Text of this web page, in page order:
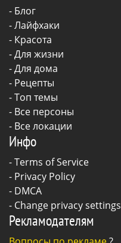
- Блог
-Лайфхаки
- Красота
-Для жизни
-Для дома
- Рецепты
- Топ темы
- Все персоны
- Все локации
Инфо
-Terms of Service
- Privacy Policy
- DMCA
- Change privacy settings
Рекламодателям